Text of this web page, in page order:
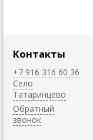
Контакты
+7 916 316 60 36
Село
Татаринцево
Обратный
звонок